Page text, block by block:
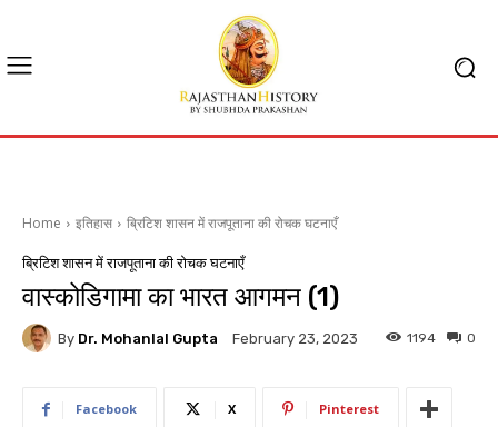
Home इतिहास ब्रिटिश शासन में राजपूताना की रोचक घटनाएँ
ब्रिटिश शासन में राजपूताना की रोचक घटनाएँ
वास्कोडिगामा का भारत आगमन (1)
By Dr. Mohanlal Gupta February 23, 2023 0
1194
Facebook X Pinterest